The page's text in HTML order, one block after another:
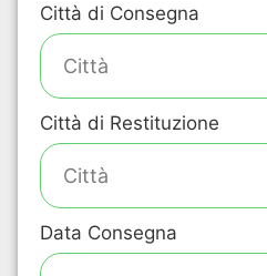
Città di Consegna
Città di Restituzione
Data Consegna